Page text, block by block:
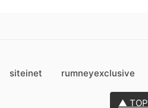
siteinet rumneyexclusive
▲ TOP